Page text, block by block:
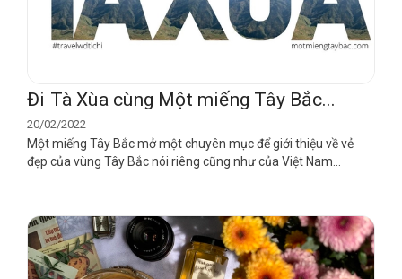
Đi Tà Xùa cùng Một miếng Tây Bắc...
20/02/2022
Một miếng Tây Bắc mở một chuyên mục để giới thiệu về vẻ
đẹp của vùng Tây Bắc nói riêng cũng như của Việt Nam...